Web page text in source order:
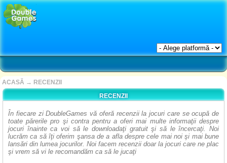
ACASĂ → RECENZII
RECENZII
În fiecare zi DoubleGames vă oferă recenzii la jocuri care se ocupă de
toate părerile pro şi contra pentru a oferi mai multe informaţii despre
jocuri înainte ca voi să le downloadaţi gratuit şi să le încercaţi. Noi
lucrăm ca să îţi oferim şansa de a afla despre cele mai noi şi mai bune
lansări din lumea jocurilor. Noi facem recenzii doar la jocuri care ne plac
şi vrem să vi le recomandăm ca să le jucaţi